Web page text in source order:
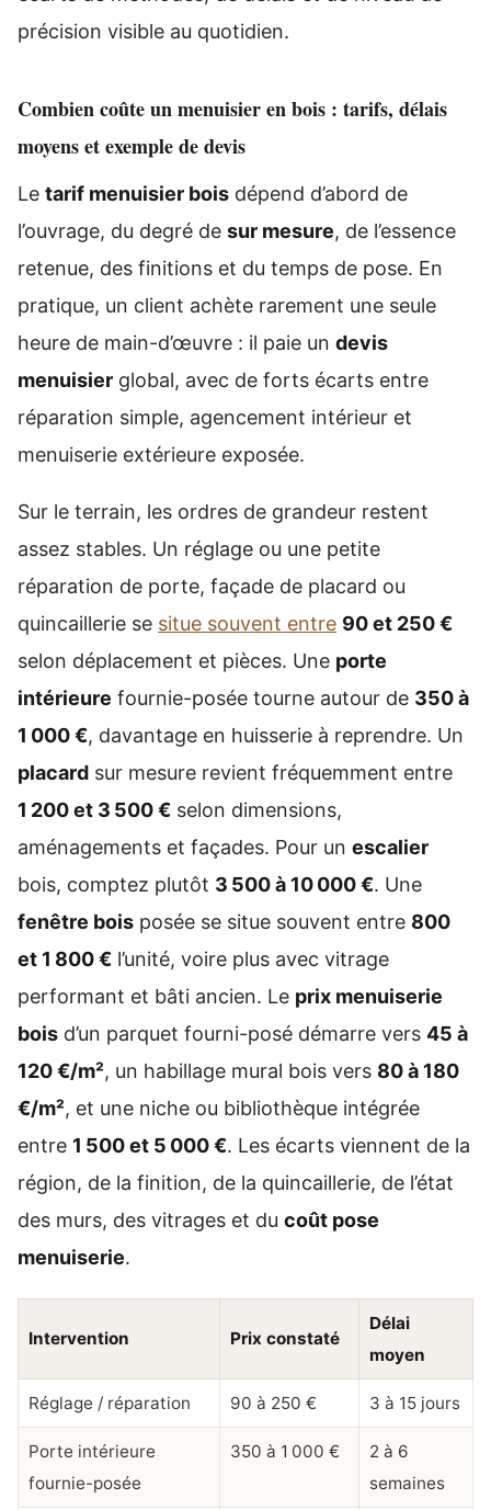
précision visible au quotidien.
Combien coûte un menuisier en bois : tarifs, délais
moyens et exemple de devis
Le tarif menuisier bois dépend d’abord de
l’ouvrage, du degré de sur mesure, de l’essence
retenue, des finitions et du temps de pose. En
pratique, un client achète rarement une seule
heure de main-d’œuvre : il paie un devis
menuisier global, avec de forts écarts entre
réparation simple, agencement intérieur et
menuiserie extérieure exposée.
Sur le terrain, les ordres de grandeur restent
assez stables. Un réglage ou une petite
réparation de porte, façade de placard ou
quincaillerie se situe souvent entre 90 et 250 €
selon déplacement et pièces. Une porte
intérieure fournie-posée tourne autour de 350 à
1 000 €, davantage en huisserie à reprendre. Un
placard sur mesure revient fréquemment entre
1 200 et 3 500 € selon dimensions,
aménagements et façades. Pour un escalier
bois, comptez plutôt 3 500 à 10 000 €. Une
fenêtre bois posée se situe souvent entre 800
et 1 800 € l’unité, voire plus avec vitrage
performant et bâti ancien. Le prix menuiserie
bois d’un parquet fourni-posé démarre vers 45 à
120 €/m², un habillage mural bois vers 80 à 180
€/m², et une niche ou bibliothèque intégrée
entre 1 500 et 5 000 €. Les écarts viennent de la
région, de la finition, de la quincaillerie, de l’état
des murs, des vitrages et du coût pose
menuiserie.
Intervention Prix constaté
Délai
moyen
Réglage / réparation 90 à 250 € 3 à 15 jours
Porte intérieure
fournie-posée
350 à 1 000 €
2 à 6
semaines